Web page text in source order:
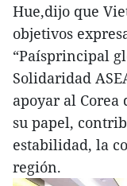
Hue,dijo que
objetivos
“Paísprincipal
Solidaridad
apoyar al Corea
su papel,
estabilidad, la
región.